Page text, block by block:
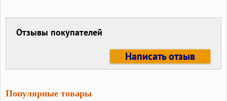
Отзывы покупателей
Написать отзыв
Популярные товары